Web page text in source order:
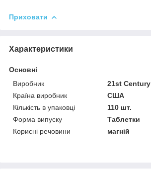
Приховати
Характеристики
Основні
Виробник
21st Century
Країна виробник
США
Кількість в упаковці
110 шт.
Форма випуску
Таблетки
Корисні речовини
магній